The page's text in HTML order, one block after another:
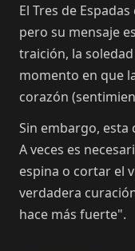
El Tres de
pero su mensaje
traición, la
momento en que
corazón
Sin embargo, esta
A veces es
espina o cortar el
verdadera
hace más fuerte".